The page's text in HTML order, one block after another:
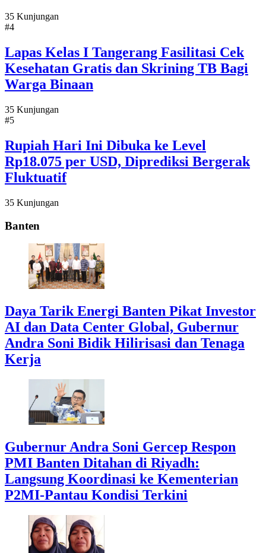
35 Kunjungan
#4
Lapas Kelas I Tangerang Fasilitasi Cek
Kesehatan Gratis dan Skrining TB Bagi
Warga Binaan
35 Kunjungan
#5
Rupiah Hari Ini Dibuka ke Level
Rp18.075 per USD, Diprediksi Bergerak
Fluktuatif
35 Kunjungan
Banten
Daya Tarik Energi Banten Pikat Investor
AI dan Data Center Global, Gubernur
Andra Soni Bidik Hilirisasi dan Tenaga
Kerja
Gubernur Andra Soni Gercep Respon
PMI Banten Ditahan di Riyadh:
Langsung Koordinasi ke Kementerian
P2MI-Pantau Kondisi Terkini